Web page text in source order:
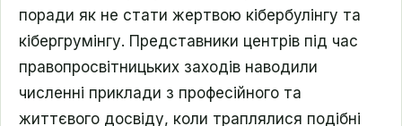
поради як не стати жертвою кібербулінгу та
кібергрумінгу. Представники центрів під час
правопросвітницьких заходів наводили
численні приклади з професійного та
життєвого досвіду, коли траплялися подібні